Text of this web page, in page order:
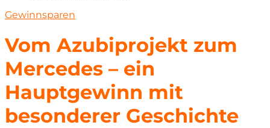
Gewinnsparen
Vom Azubiprojekt zum
Mercedes – ein
Hauptgewinn mit
besonderer Geschichte